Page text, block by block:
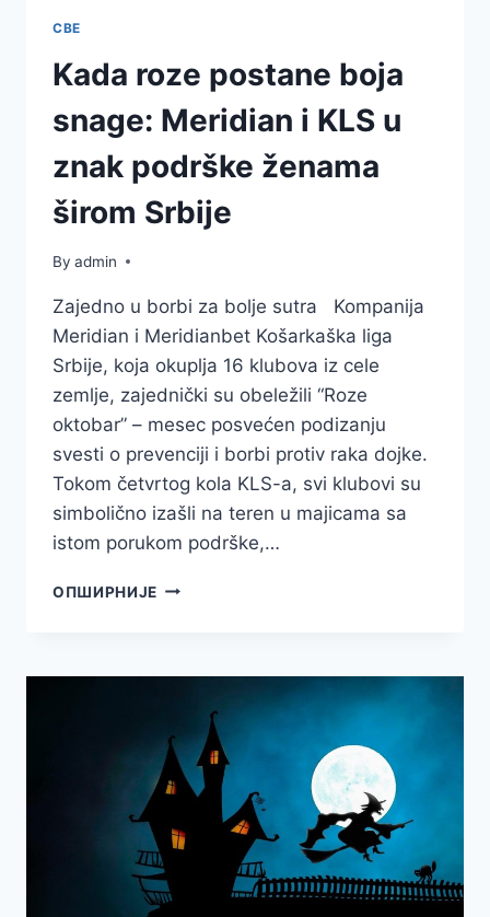
MERIDIANU!
СВЕ
Kada roze postane boja
snage: Meridian i KLS u
znak podrške ženama
širom Srbije
By admin
Zajedno u borbi za bolje sutra Kompanija
Meridian i Meridianbet Košarkaška liga
Srbije, koja okuplja 16 klubova iz cele
zemlje, zajednički su obeležili “Roze
oktobar” – mesec posvećen podizanju
svesti o prevenciji i borbi protiv raka dojke.
Tokom četvrtog kola KLS-a, svi klubovi su
simbolično izašli na teren u majicama sa
istom porukom podrške,…
ОПШИРНИЈЕ KADA
SNAGE:
KLS
U
ZNAK
PODRŠKE
ŽENAMA
ŠIROM
SRBIJE